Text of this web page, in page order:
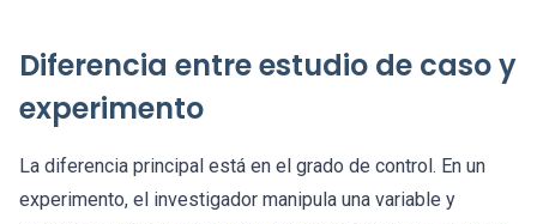
Diferencia entre estudio de caso y
experimento
La diferencia principal está en el grado de control. En un
experimento, el investigador manipula una variable y